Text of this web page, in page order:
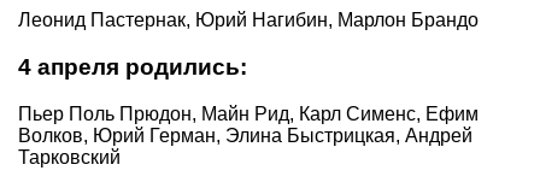
Леонид Пастернак, Юрий Нагибин, Марлон Брандо
4 апреля родились:
Пьер Поль Прюдон, Майн Рид, Карл Сименс, Ефим
Волков, Юрий Герман, Элина Быстрицкая, Андрей
Тарковский